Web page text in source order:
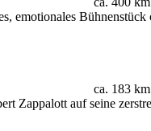
emotionales Bühnenstück
ca. 183
Zappalott auf seine